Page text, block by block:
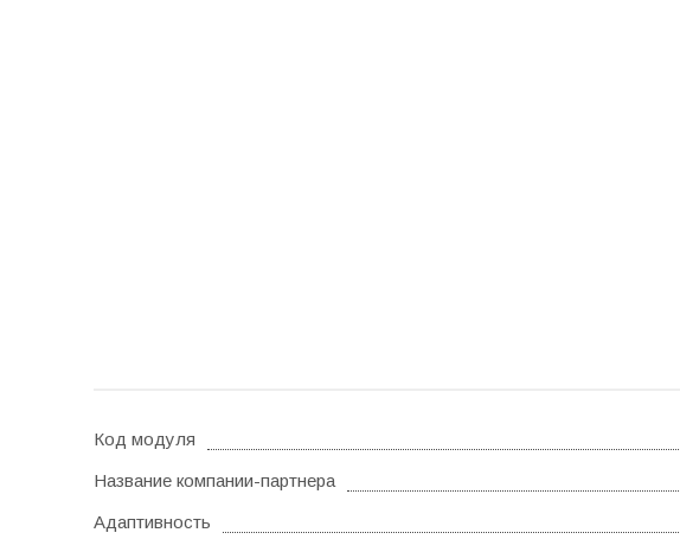
Код модуля
Название компании-партнера
Адаптивность